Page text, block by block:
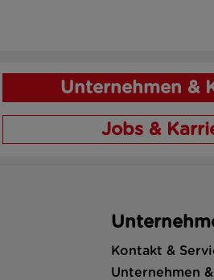
Unternehmen &
Jobs &
Kontakt &
Unternehmen